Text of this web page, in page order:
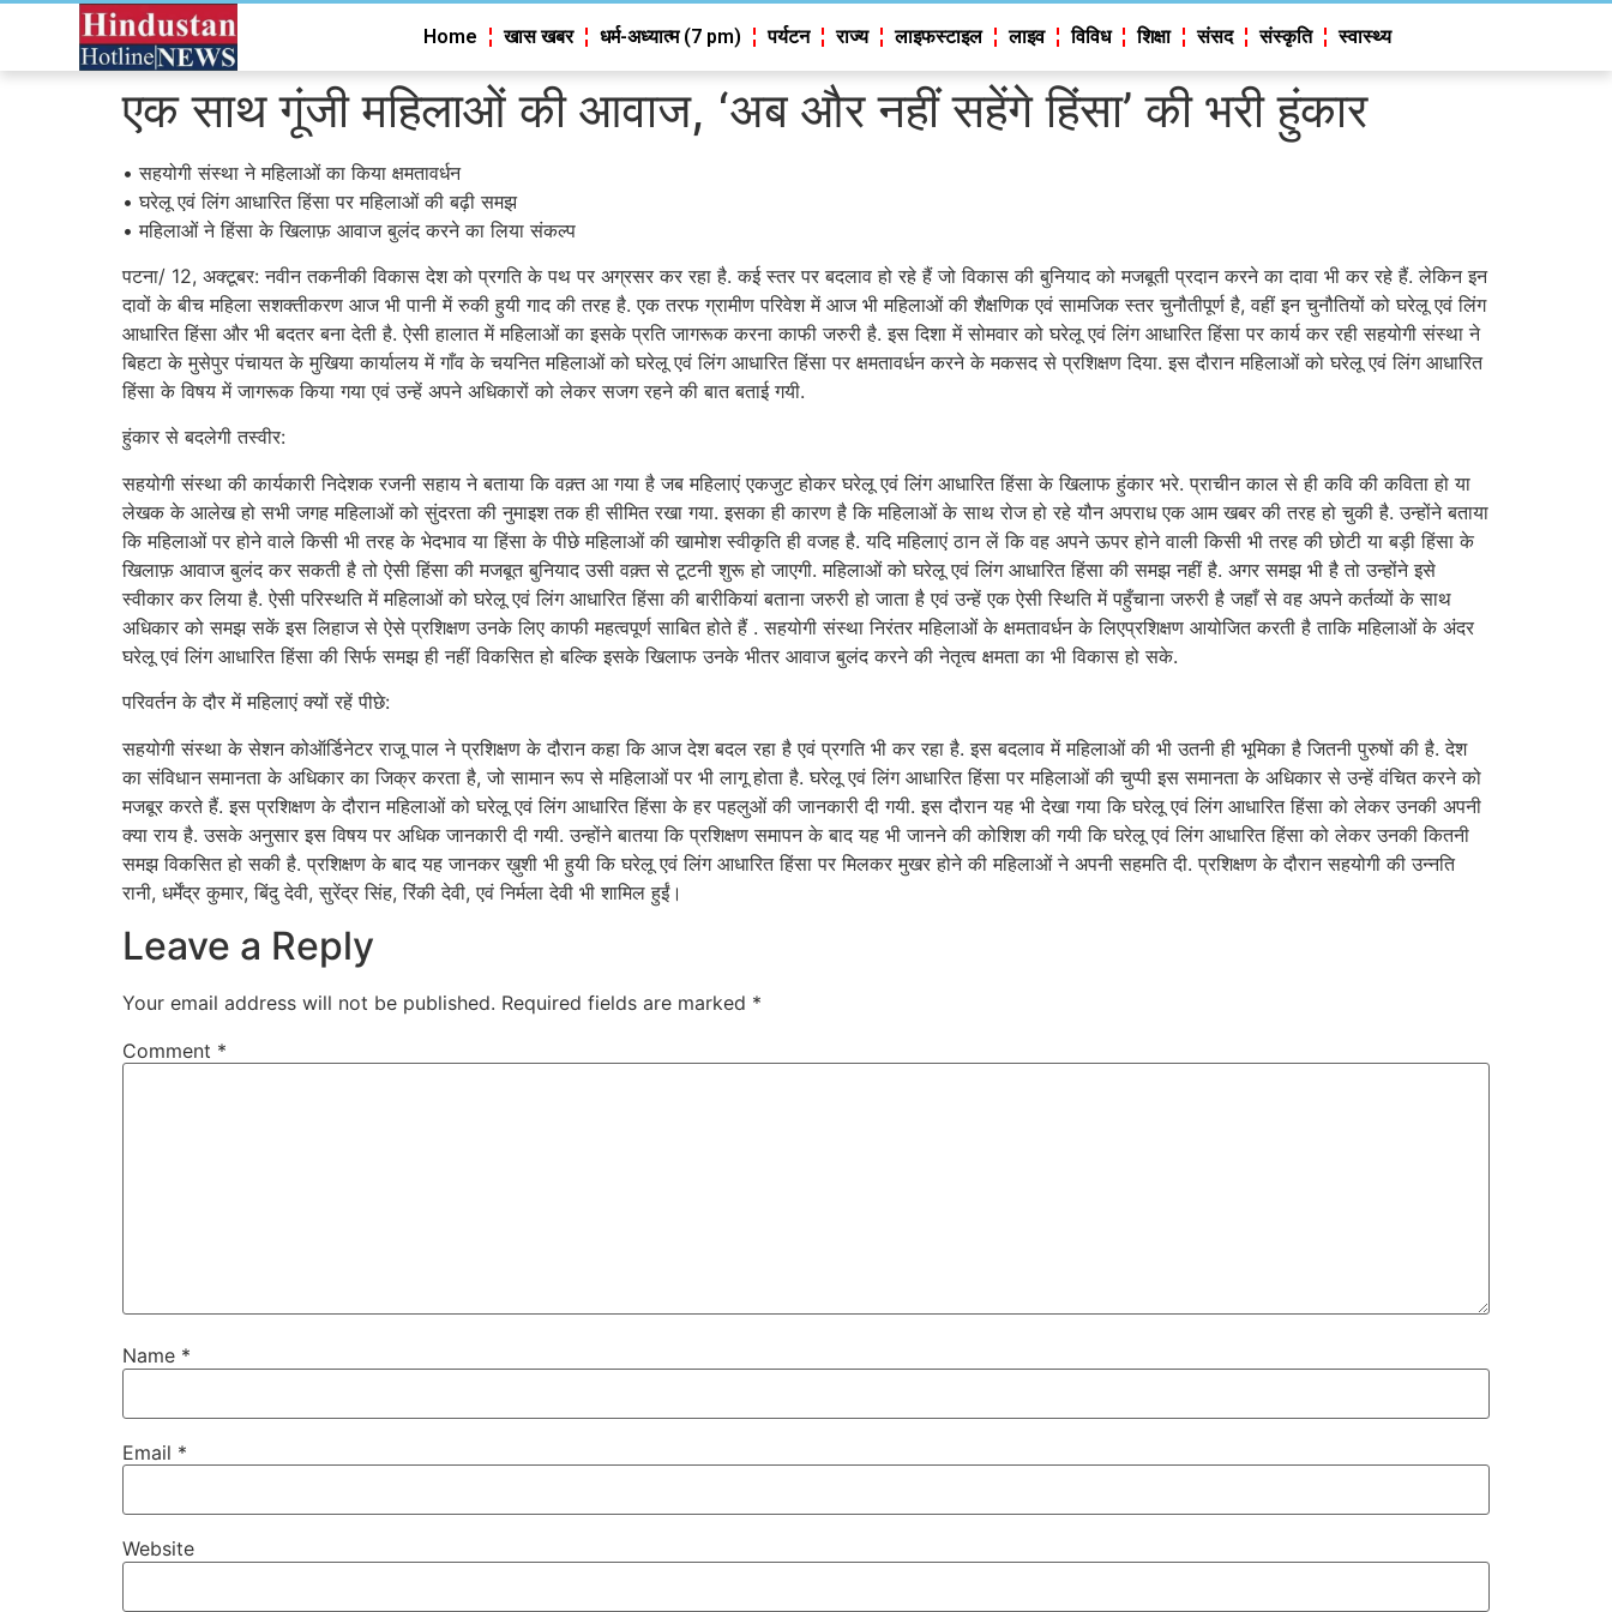
Home खास खबर धर्म-अध्यात्म (7 pm) पर्यटन राज्य लाइफस्टाइल लाइव विविध शिक्षा संसद संस्कृति स्वास्थ्य
एक साथ गूंजी महिलाओं की आवाज, ‘अब और नहीं सहेंगे हिंसा’ की भरी हुंकार
• सहयोगी संस्था ने महिलाओं का किया क्षमतावर्धन
• घरेलू एवं लिंग आधारित हिंसा पर महिलाओं की बढ़ी समझ
• महिलाओं ने हिंसा के खिलाफ़ आवाज बुलंद करने का लिया संकल्प
पटना/ 12, अक्टूबर: नवीन तकनीकी विकास देश को प्रगति के पथ पर अग्रसर कर रहा है. कई स्तर पर बदलाव हो रहे हैं जो विकास की बुनियाद को मजबूती प्रदान करने का दावा भी कर रहे हैं. लेकिन इन
दावों के बीच महिला सशक्तीकरण आज भी पानी में रुकी हुयी गाद की तरह है. एक तरफ ग्रामीण परिवेश में आज भी महिलाओं की शैक्षणिक एवं सामजिक स्तर चुनौतीपूर्ण है, वहीं इन चुनौतियों को घरेलू एवं लिंग
आधारित हिंसा और भी बदतर बना देती है. ऐसी हालात में महिलाओं का इसके प्रति जागरूक करना काफी जरुरी है. इस दिशा में सोमवार को घरेलू एवं लिंग आधारित हिंसा पर कार्य कर रही सहयोगी संस्था ने
बिहटा के मुसेपुर पंचायत के मुखिया कार्यालय में गाँव के चयनित महिलाओं को घरेलू एवं लिंग आधारित हिंसा पर क्षमतावर्धन करने के मकसद से प्रशिक्षण दिया. इस दौरान महिलाओं को घरेलू एवं लिंग आधारित
हिंसा के विषय में जागरूक किया गया एवं उन्हें अपने अधिकारों को लेकर सजग रहने की बात बताई गयी.
हुंकार से बदलेगी तस्वीर:
सहयोगी संस्था की कार्यकारी निदेशक रजनी सहाय ने बताया कि वक़्त आ गया है जब महिलाएं एकजुट होकर घरेलू एवं लिंग आधारित हिंसा के खिलाफ हुंकार भरे. प्राचीन काल से ही कवि की कविता हो या
लेखक के आलेख हो सभी जगह महिलाओं को सुंदरता की नुमाइश तक ही सीमित रखा गया. इसका ही कारण है कि महिलाओं के साथ रोज हो रहे यौन अपराध एक आम खबर की तरह हो चुकी है. उन्होंने बताया
कि महिलाओं पर होने वाले किसी भी तरह के भेदभाव या हिंसा के पीछे महिलाओं की खामोश स्वीकृति ही वजह है. यदि महिलाएं ठान लें कि वह अपने ऊपर होने वाली किसी भी तरह की छोटी या बड़ी हिंसा के
खिलाफ़ आवाज बुलंद कर सकती है तो ऐसी हिंसा की मजबूत बुनियाद उसी वक़्त से टूटनी शुरू हो जाएगी. महिलाओं को घरेलू एवं लिंग आधारित हिंसा की समझ नहीं है. अगर समझ भी है तो उन्होंने इसे
स्वीकार कर लिया है. ऐसी परिस्थति में महिलाओं को घरेलू एवं लिंग आधारित हिंसा की बारीकियां बताना जरुरी हो जाता है एवं उन्हें एक ऐसी स्थिति में पहुँचाना जरुरी है जहाँ से वह अपने कर्तव्यों के साथ
अधिकार को समझ सकें इस लिहाज से ऐसे प्रशिक्षण उनके लिए काफी महत्वपूर्ण साबित होते हैं . सहयोगी संस्था निरंतर महिलाओं के क्षमतावर्धन के लिएप्रशिक्षण आयोजित करती है ताकि महिलाओं के अंदर
घरेलू एवं लिंग आधारित हिंसा की सिर्फ समझ ही नहीं विकसित हो बल्कि इसके खिलाफ उनके भीतर आवाज बुलंद करने की नेतृत्व क्षमता का भी विकास हो सके.
परिवर्तन के दौर में महिलाएं क्यों रहें पीछे:
सहयोगी संस्था के सेशन कोऑर्डिनेटर राजू पाल ने प्रशिक्षण के दौरान कहा कि आज देश बदल रहा है एवं प्रगति भी कर रहा है. इस बदलाव में महिलाओं की भी उतनी ही भूमिका है जितनी पुरुषों की है. देश
का संविधान समानता के अधिकार का जिक्र करता है, जो सामान रूप से महिलाओं पर भी लागू होता है. घरेलू एवं लिंग आधारित हिंसा पर महिलाओं की चुप्पी इस समानता के अधिकार से उन्हें वंचित करने को
मजबूर करते हैं. इस प्रशिक्षण के दौरान महिलाओं को घरेलू एवं लिंग आधारित हिंसा के हर पहलुओं की जानकारी दी गयी. इस दौरान यह भी देखा गया कि घरेलू एवं लिंग आधारित हिंसा को लेकर उनकी अपनी
क्या राय है. उसके अनुसार इस विषय पर अधिक जानकारी दी गयी. उन्होंने बातया कि प्रशिक्षण समापन के बाद यह भी जानने की कोशिश की गयी कि घरेलू एवं लिंग आधारित हिंसा को लेकर उनकी कितनी
समझ विकसित हो सकी है. प्रशिक्षण के बाद यह जानकर ख़ुशी भी हुयी कि घरेलू एवं लिंग आधारित हिंसा पर मिलकर मुखर होने की महिलाओं ने अपनी सहमति दी. प्रशिक्षण के दौरान सहयोगी की उन्नति
रानी, धर्मेंद्र कुमार, बिंदु देवी, सुरेंद्र सिंह, रिंकी देवी, एवं निर्मला देवी भी शामिल हुईं।
Leave a Reply
Your email address will not be published. Required fields are marked *
Comment *
Name *
Email *
Website